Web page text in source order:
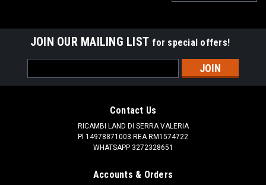
JOIN OUR MAILING LIST for special offers!
Address
Contact Us
RICAMBI LAND DI SERRA VALERIA
PI 14978871003 REA RM1574722
WHATSAPP 3272328651
Accounts & Orders